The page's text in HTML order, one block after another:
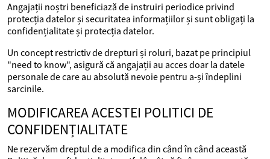
Angajații noștri beneficiază de instruiri periodice privind
protecția datelor și securitatea informațiilor și sunt obligați la
confidențialitate și protecția datelor.
Un concept restrictiv de drepturi și roluri, bazat pe principiul
"need to know", asigură că angajații au acces doar la datele
personale de care au absolută nevoie pentru a-și îndeplini
sarcinile.
MODIFICAREA ACESTEI POLITICI DE
CONFIDENȚIALITATE
Ne rezervăm dreptul de a modifica din când în când această